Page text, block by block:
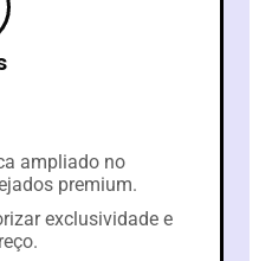
ampliado no
premium.
exclusividade e